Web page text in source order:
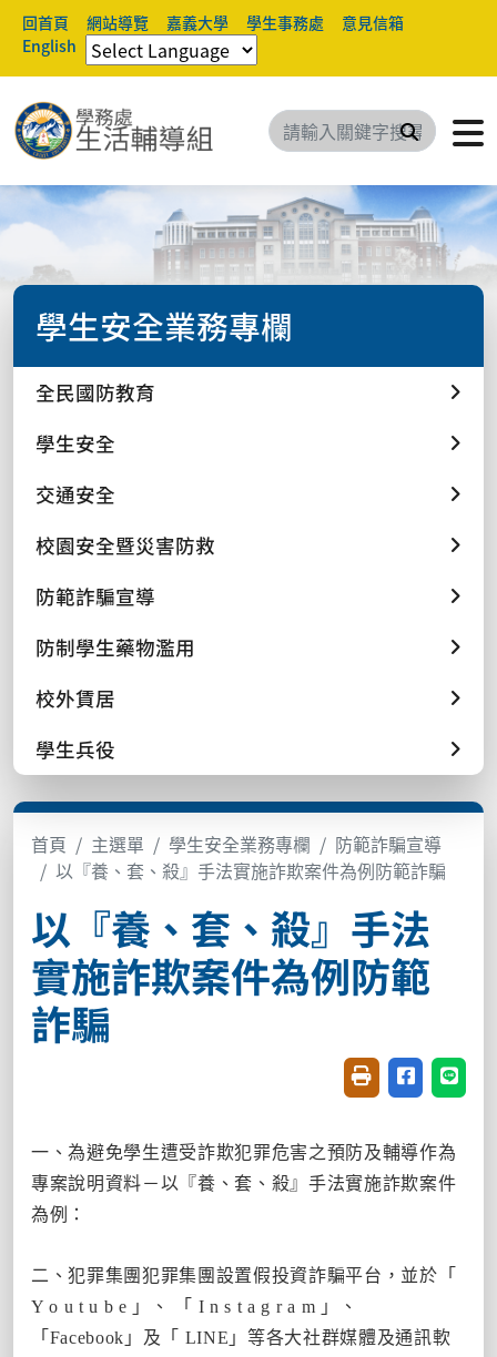
回首頁 網站導覽 嘉義大學 學生事務處
意見信箱
English
搜尋
學生安全業務專欄
全民國防教育
學生安全
交通安全
校園安全暨災害防救
防範詐騙宣導
防制學生藥物濫用
校外賃居
學生兵役
首頁 主選單 學生安全業務專欄
防範詐騙宣導
以『養、套、殺』手法實施詐欺案件為例防範詐騙
以『養、套、殺』手法
實施詐欺案件為例防範
詐騙
友善列印(開新視
分享至臉書
分享
一、為避免學生遭受詐欺犯罪危害之預防及輔導作為
專案說明資料－以『養、套、殺』手法實施詐欺案件
為例：
二、犯罪集團犯罪集團設置假投資詐騙平台，並於「
Y o u t u b e 」、 「 I n s t a g r a m 」、
「Facebook」及「 LINE」等各大社群媒體及通訊軟